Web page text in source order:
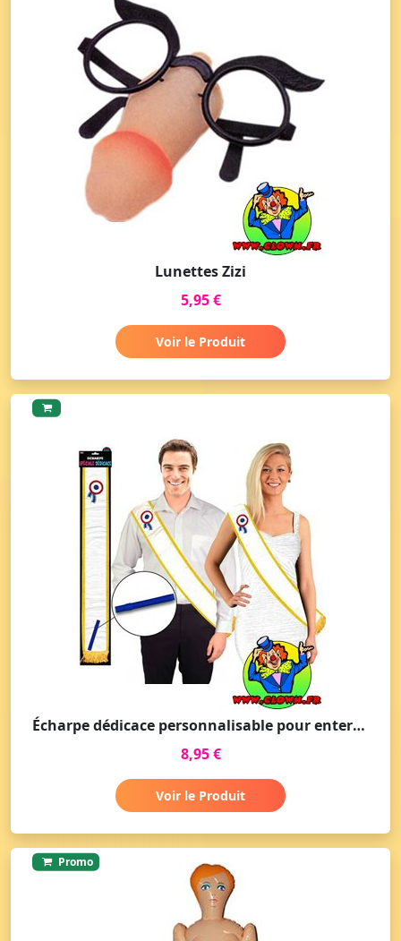
Lunettes Zizi
5,95 €
Voir le Produit
Écharpe dédicace personnalisable pour enterrement de vie de célibataire
8,95 €
Voir le Produit
Promo